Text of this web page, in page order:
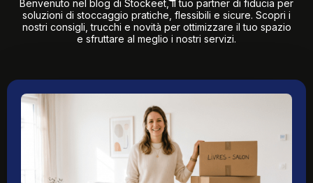
Benvenuto nel blog di Stockeet, il tuo partner di fiducia per
soluzioni di stoccaggio pratiche, flessibili e sicure. Scopri i
nostri consigli, trucchi e novità per ottimizzare il tuo spazio
e sfruttare al meglio i nostri servizi.